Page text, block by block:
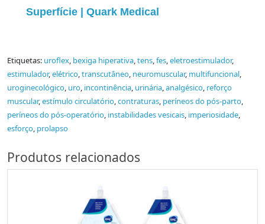
Superfície | Quark Medical
Etiquetas: uroflex, bexiga hiperativa,tens,fes,eletroestimulador,
estimulador,elétrico,transcutâneo, neuromuscular, multifuncional,
uroginecológico, uro, incontinência, urinária,analgésico, reforço
muscular,estímulo circulatório,contraturas, períneos do pós-parto,
períneos do pós-operatório, instabilidades vesicais, imperiosidade,
esforço, prolapso
Produtos relacionados